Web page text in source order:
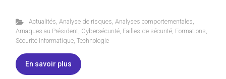
Actualités, Analyse de risques, Analyses comportementales,
Arnaques au Président, Cybersécurité, Failles de sécurité, Formations,
Sécurité Informatique, Technologie
En savoir plus